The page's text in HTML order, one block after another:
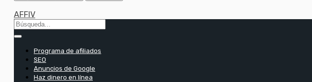
AFFIV
Programa de afiliados
SEO
Anuncios de Google
Haz dinero en línea